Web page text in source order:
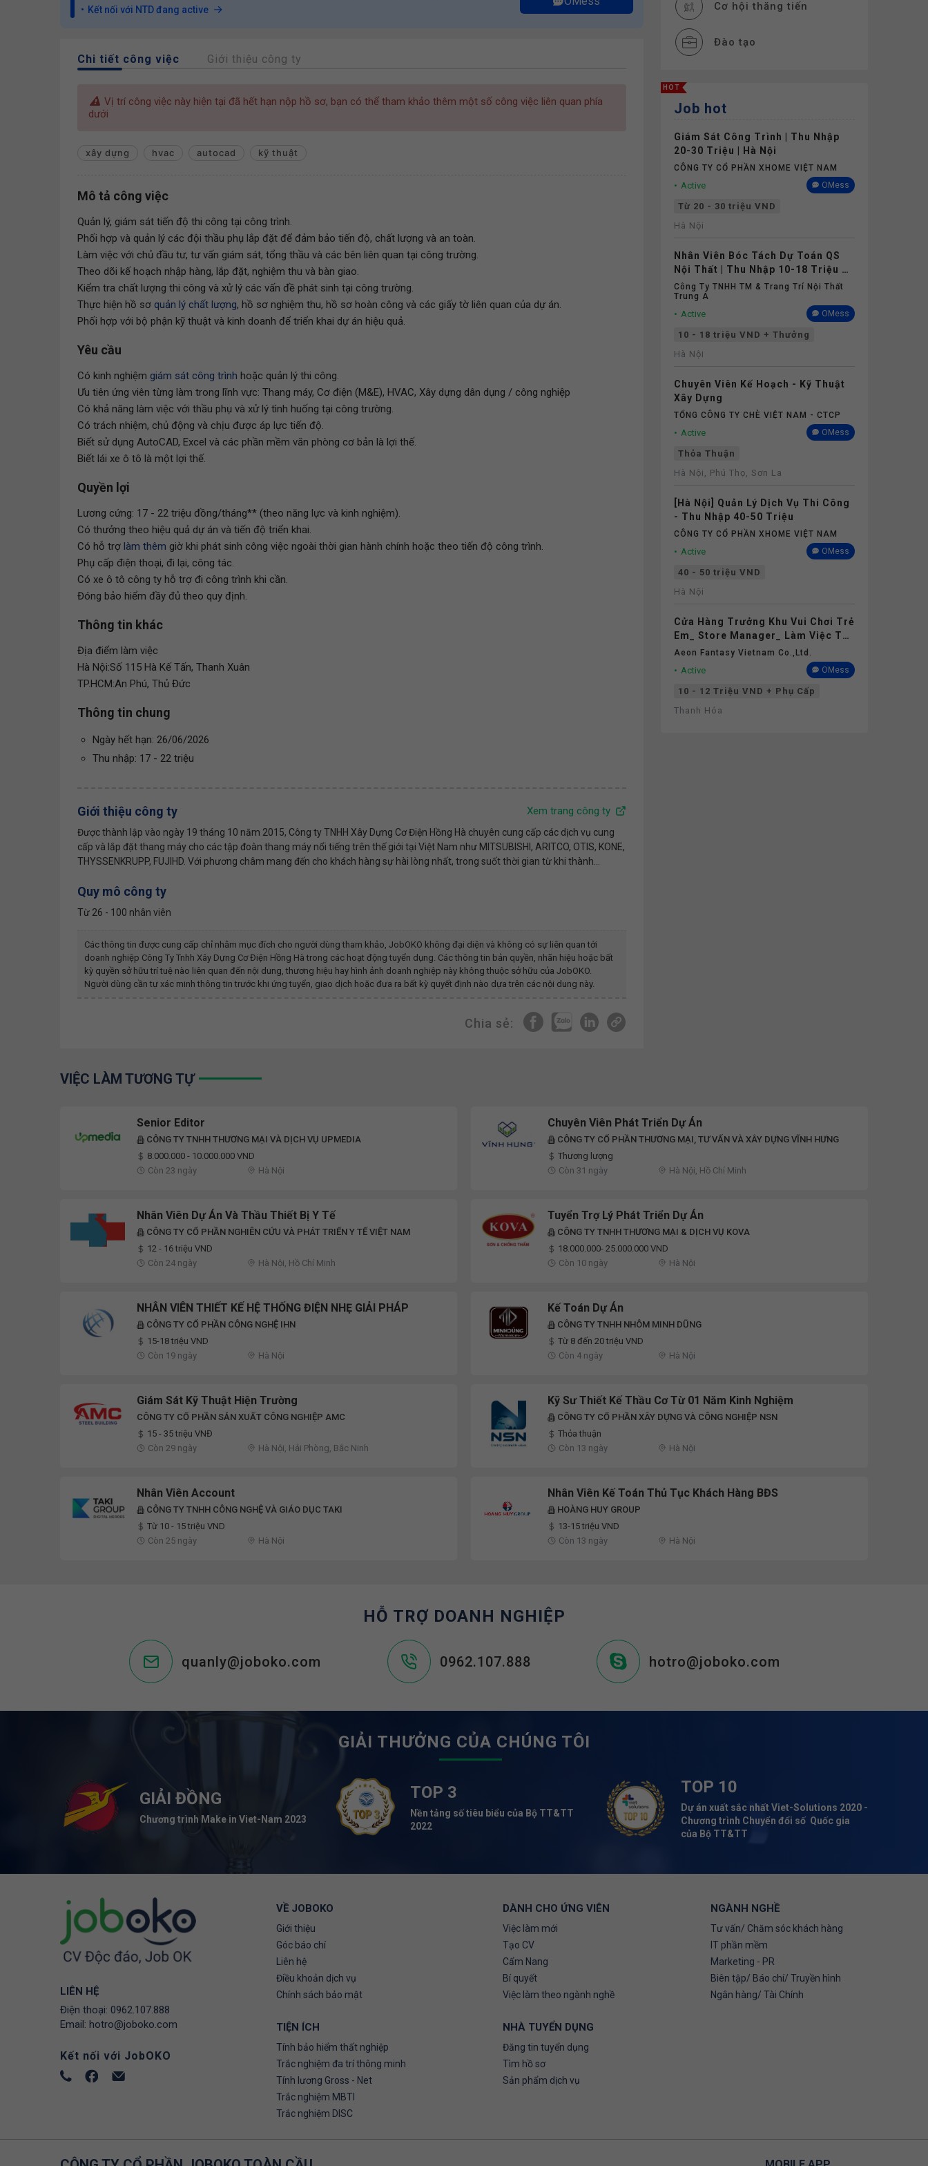
Kết nối với NTD đang active
Chi tiết công việc Giới thiệu công ty
Vị trí công việc này hiện tại đã hết hạn nộp hồ sơ, bạn có thể tham khảo thêm một số công việc liên quan phía
dưới
xây dựng hvac autocad kỹ thuật
Mô tả công việc
Quản lý, giám sát tiến độ thi công tại công trình.
Phối hợp và quản lý các đội thầu phụ lắp đặt để đảm bảo tiến độ, chất lượng và an toàn.
Làm việc với chủ đầu tư, tư vấn giám sát, tổng thầu và các bên liên quan tại công trường.
Theo dõi kế hoạch nhập hàng, lắp đặt, nghiệm thu và bàn giao.
Kiểm tra chất lượng thi công và xử lý các vấn đề phát sinh tại công trường.
Thực hiện hồ sơ quản lý chất lượng, hồ sơ nghiệm thu, hồ sơ hoàn công và các giấy tờ liên quan của dự án.
Phối hợp với bộ phận kỹ thuật và kinh doanh để triển khai dự án hiệu quả.
Yêu cầu
Có kinh nghiệm giám sát công trình hoặc quản lý thi công.
Ưu tiên ứng viên từng làm trong lĩnh vực: Thang máy, Cơ điện (M&E), HVAC, Xây dựng dân dụng / công nghiệp
Có khả năng làm việc với thầu phụ và xử lý tình huống tại công trường.
Có trách nhiệm, chủ động và chịu được áp lực tiến độ.
Biết sử dụng AutoCAD, Excel và các phần mềm văn phòng cơ bản là lợi thế.
Biết lái xe ô tô là một lợi thế.
Quyền lợi
Lương cứng: 17 - 22 triệu đồng/tháng** (theo năng lực và kinh nghiệm).
Có thưởng theo hiệu quả dự án và tiến độ triển khai.
Có hỗ trợ làm thêm giờ khi phát sinh công việc ngoài thời gian hành chính hoặc theo tiến độ công trình.
Phụ cấp điện thoại, đi lại, công tác.
Có xe ô tô công ty hỗ trợ đi công trình khi cần.
Đóng bảo hiểm đầy đủ theo quy định.
Thông tin khác
Địa điểm làm việc
Hà Nội:Số 115 Hà Kế Tấn, Thanh Xuân
TP.HCM:An Phú, Thủ Đức
Thông tin chung
Ngày hết hạn: 26/06/2026
Thu nhập: 17 - 22 triệu
Giới thiệu công ty Xem trang công ty
Được thành lập vào ngày 19 tháng 10 năm 2015, Công ty TNHH Xây Dựng Cơ Điện Hồng Hà chuyên cung cấp các dịch vụ cung
cấp và lắp đặt thang máy cho các tập đoàn thang máy nổi tiếng trên thế giới tại Việt Nam như MITSUBISHI, ARITCO, OTIS, KONE,
THYSSENKRUPP, FUJIHD. Với phương châm mang đến cho khách hàng sự hài lòng nhất, trong suốt thời gian từ khi thành...
Quy mô công ty
Từ 26 - 100 nhân viên
Các thông tin được cung cấp chỉ nhằm mục đích cho người dùng tham khảo, JobOKO không đại diện và không có sự liên quan tới
doanh nghiệp Công Ty Tnhh Xây Dựng Cơ Điện Hồng Hà trong các hoạt động tuyển dụng. Các thông tin bản quyền, nhãn hiệu hoặc bất
kỳ quyền sở hữu trí tuệ nào liên quan đến nội dung, thương hiệu hay hình ảnh doanh nghiệp này không thuộc sở hữu của JobOKO.
Người dùng cần tự xác minh thông tin trước khi ứng tuyển, giao dịch hoặc đưa ra bất kỳ quyết định nào dựa trên các nội dung này.
Chia sẻ:
Cơ hội thăng tiến
Đào tạo
HOT
Job hot
Giám Sát Công Trình | Thu Nhập
20-30 Triệu | Hà Nội
CÔNG TY CỔ PHẦN XHOME VIỆT NAM
Active OMess
Từ 20 - 30 triệu VND
Hà Nội
Nhân Viên Bóc Tách Dự Toán QS
Nội Thất | Thu Nhập 10-18 Triệu +
Thưởng | Hà Nội
Công Ty TNHH TM & Trang Trí Nội Thất
Trung Á
Active OMess
10 - 18 triệu VND + Thưởng
Hà Nội
Chuyên Viên Kế Hoạch - Kỹ Thuật
Xây Dựng
TỔNG CÔNG TY CHÈ VIỆT NAM - CTCP
Active OMess
Thỏa Thuận
Hà Nội, Phú Thọ, Sơn La
[Hà Nội] Quản Lý Dịch Vụ Thi Công
- Thu Nhập 40-50 Triệu
CÔNG TY CỔ PHẦN XHOME VIỆT NAM
Active OMess
40 - 50 triệu VND
Hà Nội
Cửa Hàng Trưởng Khu Vui Chơi Trẻ
Em_ Store Manager_ Làm Việc Tại
Aeon Mall Thanh Hóa
Aeon Fantasy Vietnam Co.,ltd.
Active OMess
10 - 12 Triệu VND + Phụ Cấp
Thanh Hóa
VIỆC LÀM TƯƠNG TỰ
Senior Editor
CÔNG TY TNHH THƯƠNG MẠI VÀ DỊCH VỤ UPMEDIA
8.000.000 - 10.000.000 VND
Còn 23 ngày
Hà Nội
Chuyên Viên Phát Triển Dự Án
CÔNG TY CỔ PHẦN THƯƠNG MẠI, TƯ VẤN VÀ XÂY DỰNG VĨNH HƯNG
Thương lượng
Còn 31 ngày
Hà Nội, Hồ Chí Minh
Nhân Viên Dự Án Và Thầu Thiết Bị Y Tế
CÔNG TY CỔ PHẦN NGHIÊN CỨU VÀ PHÁT TRIỂN Y TẾ VIỆT NAM
12 - 16 triệu VND
Còn 24 ngày
Hà Nội, Hồ Chí Minh
Tuyển Trợ Lý Phát Triển Dự Án
CÔNG TY TNHH THƯƠNG MẠI & DỊCH VỤ KOVA
18.000.000- 25.000.000 VND
Còn 10 ngày
Hà Nội
NHÂN VIÊN THIẾT KẾ HỆ THỐNG ĐIỆN NHẸ GIẢI PHÁP
CÔNG TY CỔ PHẦN CÔNG NGHỆ IHN
15-18 triệu VND
Còn 19 ngày
Hà Nội
Kế Toán Dự Án
CÔNG TY TNHH NHÔM MINH DŨNG
Từ 8 đến 20 triệu VND
Còn 4 ngày
Hà Nội
Giám Sát Kỹ Thuật Hiện Trường
CÔNG TY CỔ PHẦN SẢN XUẤT CÔNG NGHIỆP AMC
15 - 35 triệu VNĐ
Còn 29 ngày
Hà Nội, Hải Phòng, Bắc Ninh
Kỹ Sư Thiết Kế Thầu Cơ Từ 01 Năm Kinh Nghiệm
CÔNG TY CỔ PHẦN XÂY DỰNG VÀ CÔNG NGHIỆP NSN
Thỏa thuận
Còn 13 ngày
Hà Nội
Nhân Viên Account
CÔNG TY TNHH CÔNG NGHỆ VÀ GIÁO DỤC TAKI
Từ 10 - 15 triệu VND
Còn 25 ngày
Hà Nội
Nhân Viên Kế Toán Thủ Tục Khách Hàng BĐS
HOÀNG HUY GROUP
13-15 triệu VND
Còn 13 ngày
Hà Nội
HỖ TRỢ DOANH NGHIỆP
quanly@joboko.com 0962.107.888 hotro@joboko.com
GIẢI THƯỞNG CỦA CHÚNG TÔI
GIẢI ĐỒNG
Chương trình Make in Viet-Nam 2023
TOP 3
Nền tảng số tiêu biểu của Bộ TT&TT
2022
TOP 10
Dự án xuất sắc nhất Viet-Solutions 2020 -
Chương trình Chuyển đổi số Quốc gia
của Bộ TT&TT
LIÊN HỆ
Điện thoại: 0962.107.888
Email: hotro@joboko.com
Kết nối với JobOKO
VỀ JOBOKO
Giới thiệu
Góc báo chí
Liên hệ
Điều khoản dịch vụ
Chính sách bảo mật
TIỆN ÍCH
Tính bảo hiểm thất nghiệp
Trắc nghiệm đa trí thông minh
Tính lương Gross - Net
Trắc nghiệm MBTI
Trắc nghiệm DISC
DÀNH CHO ỨNG VIÊN
Việc làm mới
Tạo CV
Cẩm Nang
Bí quyết
Việc làm theo ngành nghề
NHÀ TUYỂN DỤNG
Đăng tin tuyển dụng
Tìm hồ sơ
Sản phẩm dịch vụ
NGÀNH NGHỀ
Tư vấn/ Chăm sóc khách hàng
IT phần mềm
Marketing - PR
Biên tập/ Báo chí/ Truyền hình
Ngân hàng/ Tài Chính